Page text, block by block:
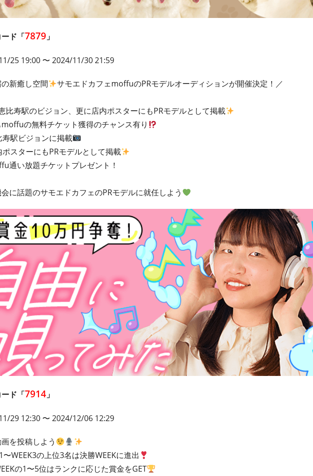
ド「7879 」
25 19:00 〜 2024/11/30 21:59
新癒し空間 サモエドカフェmoffuのPRモデルオーディションが開催決定！／
比寿駅のビジョン、更に店内ポスターにもPRモデルとして掲載
の無料チケット獲得のチャンス有り
寿駅ビジョンに掲載
ポスターにもPRモデルとして掲載
通い放題チケットプレゼント！
に話題のサモエドカフェのPRモデルに就任しよう
ド「7914 」
29 12:30 〜 2024/12/06 12:29
を投稿しよう
〜WEEK3の上位3名は決勝WEEKに進出
の1〜5位はランクに応じた賞金をGET